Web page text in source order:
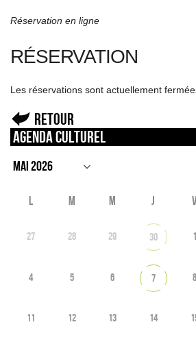
Réservation en ligne
RÉSERVATION
Les réservations sont actuellement
Retour
Agenda culturel
L M M J V
27 28 29 30 1
4 5 6 7 8
11 12 13 14